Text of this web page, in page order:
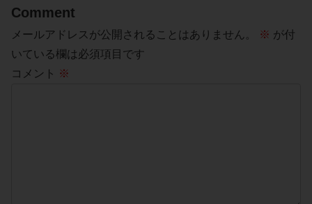
Comment
メールアドレスが公開されることはありません。 ※ が付
いている欄は必須項目です
コメント ※